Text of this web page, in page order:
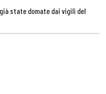
state domate dai vigili del